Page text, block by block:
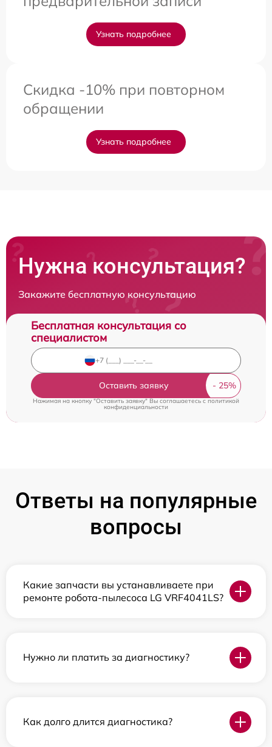
Узнать подробнее
Скидка -10% при повторном
обращении
Узнать подробнее
Нужна консультация?
Закажите бесплатную консультацию
Бесплатная консультация со
специалистом
Оставить заявку
Нажимая на кнопку "Оставить заявку" Вы соглашаетесь cполитикой
конфиденциальности
Ответы на популярные
вопросы
Какие запчасти вы устанавливаете при
ремонте робота-пылесоса LG VRF4041LS?
Нужно ли платить за диагностику?
Как долго длится диагностика?